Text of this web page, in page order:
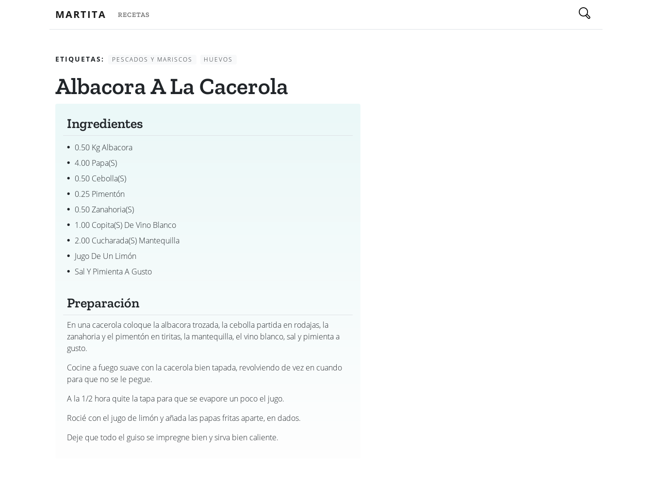
MARTITA RECETAS
ETIQUETAS: PESCADOS Y MARISCOS HUEVOS
Albacora A La Cacerola
Ingredientes
0.50 Kg Albacora
4.00 Papa(s)
0.50 Cebolla(s)
0.25 Pimentón
0.50 Zanahoria(s)
1.00 Copita(s) De Vino Blanco
2.00 Cucharada(s) Mantequilla
Jugo De Un Limón
Sal Y Pimienta A Gusto
Preparación
En una cacerola coloque la albacora trozada, la cebolla partida en rodajas, la
zanahoria y el pimentón en tiritas, la mantequilla, el vino blanco, sal y pimienta a
gusto.
Cocine a fuego suave con la cacerola bien tapada, revolviendo de vez en cuando
para que no se le pegue.
A la 1/2 hora quite la tapa para que se evapore un poco el jugo.
Rocié con el jugo de limón y añada las papas fritas aparte, en dados.
Deje que todo el guiso se impregne bien y sirva bien caliente.